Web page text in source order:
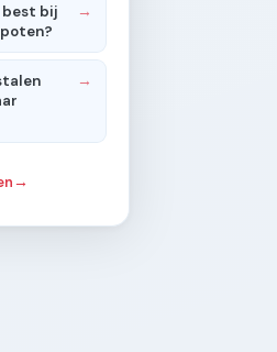
best bij